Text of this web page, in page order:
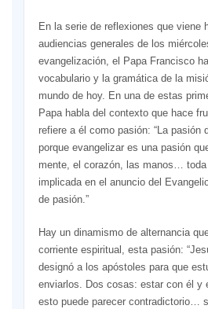
En la serie de reflexiones que viene
audiencias generales de los
evangelización, el Papa Francisco
vocabulario y la gramática de la
mundo de hoy. En una de estas
Papa habla del contexto que hace
refiere a él como pasión: “La pasión
porque evangelizar es una pasión
mente, el corazón, las manos…
implicada en el anuncio del
de pasión.”
Hay un dinamismo de alternancia
corriente espiritual, esta pasión:
designó a los apóstoles para que
enviarlos. Dos cosas: estar con él y
esto puede parecer contradictorio…